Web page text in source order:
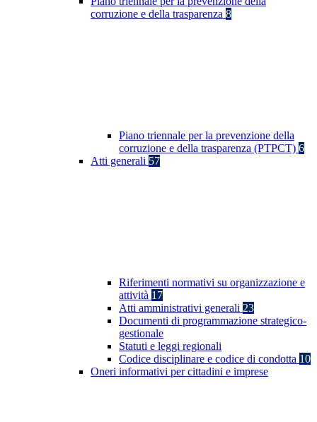
corruzione e della trasparenza 8
Piano triennale per la prevenzione della
corruzione e della trasparenza (PTPCT) 6
Atti generali 57
Riferimenti normativi su organizzazione e
attività 17
Atti amministrativi generali 23
Documenti di programmazione strategico-
gestionale
Statuti e leggi regionali
Codice disciplinare e codice di condotta 10
Oneri informativi per cittadini e imprese